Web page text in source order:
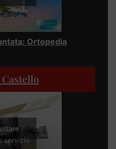
Ortopedia
i
servizio